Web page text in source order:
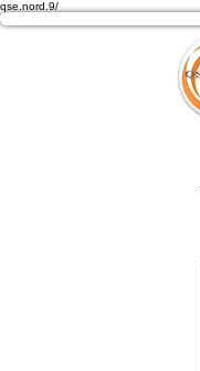
qse.nord.9/